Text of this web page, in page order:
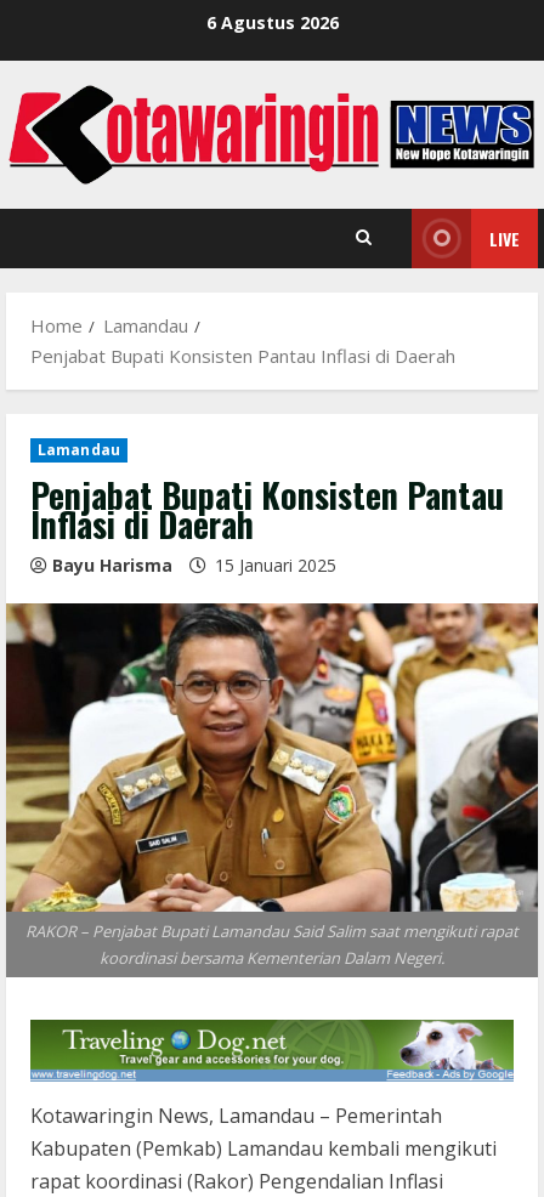
6 Agustus 2026
LIVE
Home
Lamandau
Penjabat Bupati Konsisten Pantau Inflasi di Daerah
Lamandau
Penjabat Bupati Konsisten Pantau
Inflasi di Daerah
Bayu Harisma 15 Januari 2025
RAKOR – Penjabat Bupati Lamandau Said Salim saat mengikuti rapat
koordinasi bersama Kementerian Dalam Negeri.
Kotawaringin News, Lamandau – Pemerintah
Kabupaten (Pemkab) Lamandau kembali mengikuti
rapat koordinasi (Rakor) Pengendalian Inflasi